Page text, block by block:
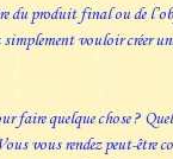
du produit final ou de
vouloir créer
quelque chose ?
vous rendez peut-être